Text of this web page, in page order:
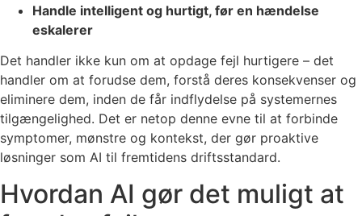
Handle intelligent og hurtigt, før en hændelse
eskalerer
Det handler ikke kun om at opdage fejl hurtigere – det
handler om at forudse dem, forstå deres konsekvenser og
eliminere dem, inden de får indflydelse på systemernes
tilgængelighed. Det er netop denne evne til at forbinde
symptomer, mønstre og kontekst, der gør proaktive
løsninger som AI til fremtidens driftsstandard.
Hvordan AI gør det muligt at